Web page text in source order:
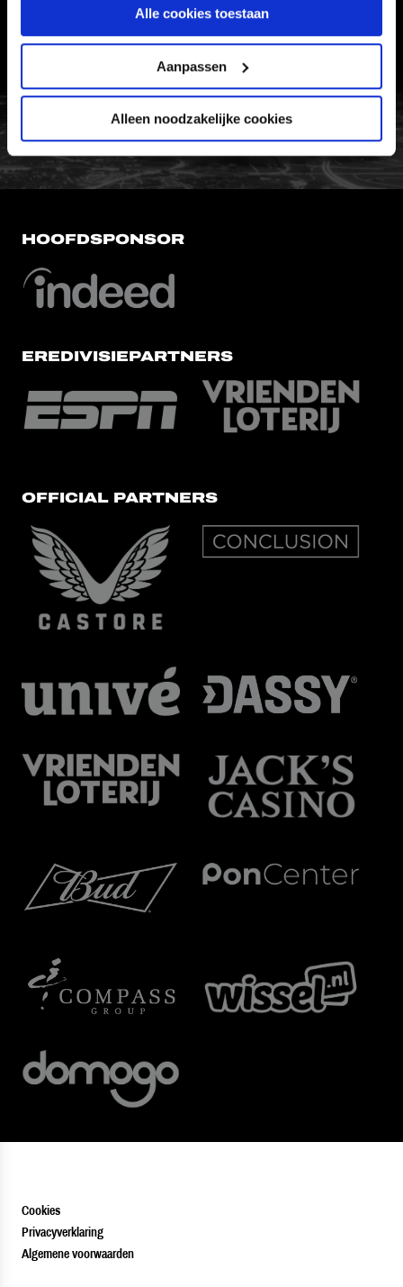
Alle cookies toestaan
Aanpassen
Alleen noodzakelijke cookies
VERTROUWENSPERSOON
FC Utrecht<br>vanuit<br>het
HOOFDSPONSOR
EREDIVISIEPARTNERS
OFFICIAL PARTNERS
Cookies
Privacyverklaring
Algemene voorwaarden